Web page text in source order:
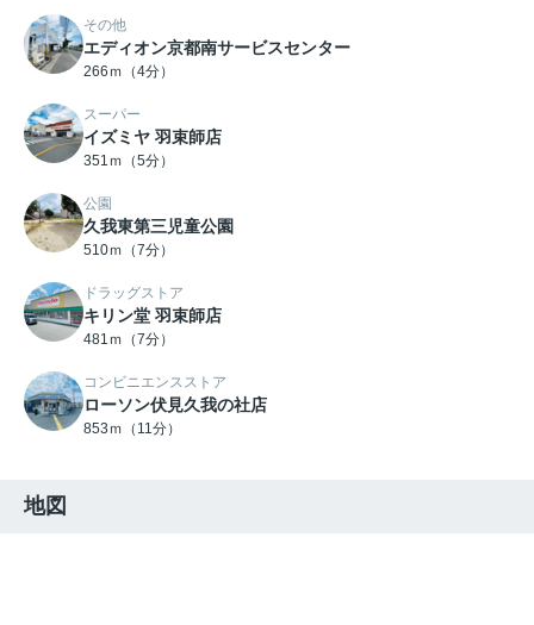
その他
エディオン京都南サービスセンター
266ｍ（4分）
スーパー
イズミヤ 羽束師店
351ｍ（5分）
公園
久我東第三児童公園
510ｍ（7分）
ドラッグストア
キリン堂 羽束師店
481ｍ（7分）
コンビニエンスストア
ローソン伏見久我の社店
853ｍ（11分）
地図